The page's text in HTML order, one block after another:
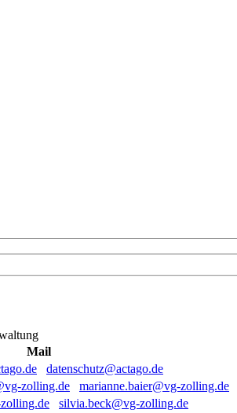
Mail
datenschutz@actago.de
marianne.baier@vg-zolling.de
silvia.beck@vg-zolling.de